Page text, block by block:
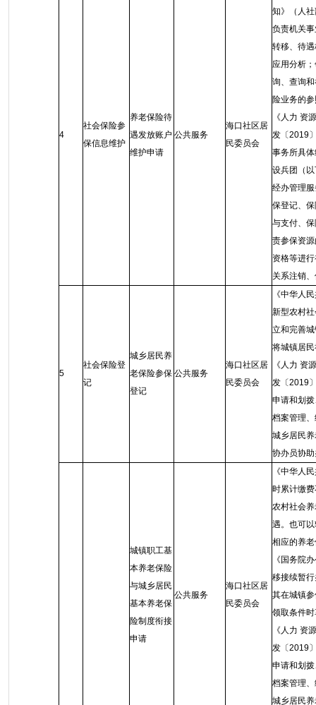
4
社会保险参
保信息维护
养老保险待
遇发放账户
维护申请
公共服务
海口社区居
民委员会
知》（人
负责机关
转移、待
应用分析
询、查询
险业务的
《人力 资
发〔2019
事务所具
设兵团（
经办管理
保登记、
与支付、
责参保资
资格等进
关系注销
5
社会保险登
记
城乡居民养
老保险参保
登记
公共服务
海口社区居
民委员会
《中华人
新型农村
立和完善
将城镇居
《人力 资
发〔2019
申请和划
档案管理
城乡居民
协办员协
城镇职工基
本养老保险
与城乡居民
基本养老保
险制度衔接
申请
公共服务
海口社区居
民委员会
《中华人
时累计缴
农村社会
遇。也可
相应的养
《国务院
移接续暂
其在城镇
领取条件
《人力 资
发〔2019
申请和划
档案管理
城乡居民